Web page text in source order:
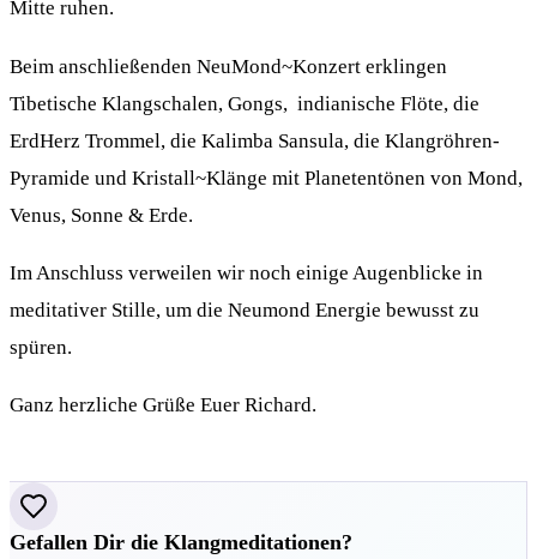
Mitte ruhen.
Beim anschließenden NeuMond~Konzert erklingen
Tibetische Klangschalen, Gongs, indianische Flöte, die
ErdHerz Trommel, die Kalimba Sansula, die Klangröhren-
Pyramide und Kristall~Klänge mit Planetentönen von Mond,
Venus, Sonne & Erde.
Im Anschluss verweilen wir noch einige Augenblicke in
meditativer Stille, um die Neumond Energie bewusst zu
spüren.
Ganz herzliche Grüße Euer Richard.
Gefallen Dir die Klangmeditationen?